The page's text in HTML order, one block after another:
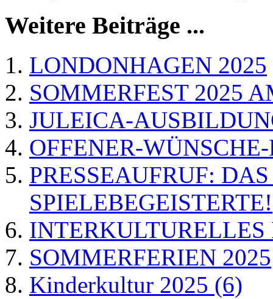
Weitere Beiträge ...
LONDONHAGEN 2025
SOMMERFEST 2025
JULEICA-
OFFENER-
PRESSEAUFRUF:
SPIELEBEGEISTERTE!
INTERKULTURELLES
SOMMERFERIEN 2025
Kinderkultur 2025 (6)